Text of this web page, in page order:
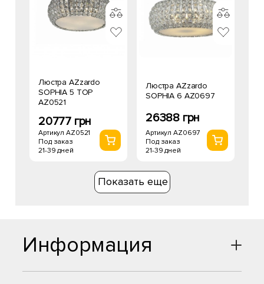
Люстра AZzardo
SOPHIA 5 TOP
AZ0521
20777 грн
Артикул AZ0521
Под заказ
21-39 дней
Люстра AZzardo
SOPHIA 6 AZ0697
26388 грн
Артикул AZ0697
Под заказ
21-39 дней
Показать еще
Информация